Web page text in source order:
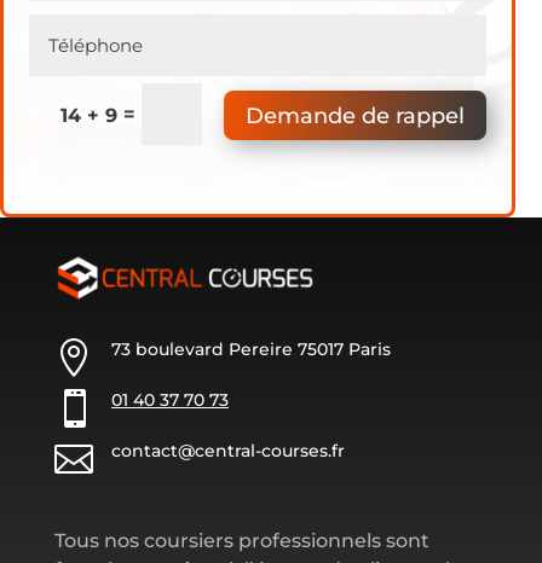
14 + 9= Demande de rappel
 73 boulevard Pereire 75017 Paris
 01 40 37 70 73
 contact@central-courses.fr
Tous nos coursiers professionnels sont